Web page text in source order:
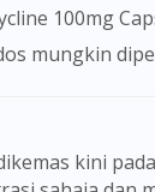
100mg
mungkin